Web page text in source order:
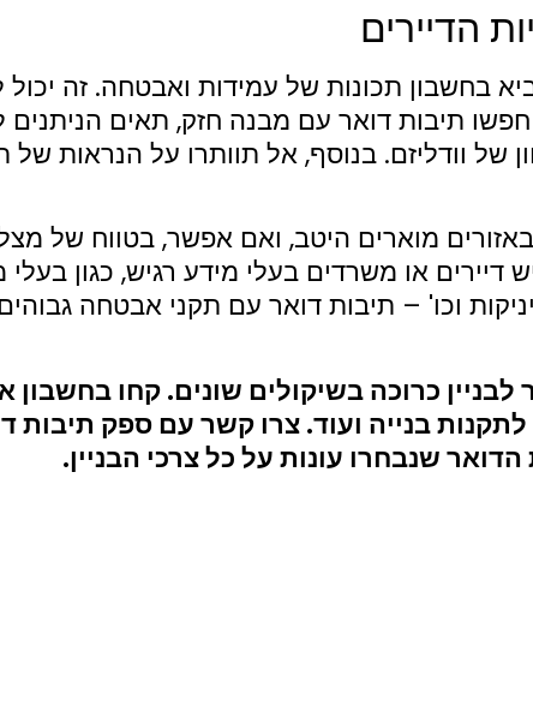
הדיירים
בחשבון תכונות של עמידות ואבטחה. זה יכול
תיבות דואר עם מבנה חזק, תאים הניתנים
של וודליזם. בנוסף, אל תוותרו על הנראות של
מוארים היטב, ואם אפשר, בטווח של
או משרדים בעלי מידע רגיש, כגון בעלי
וכו' – תיבות דואר עם תקני אבטחה
כרוכה בשיקולים שונים. קחו בחשבון
בנייה ועוד. צרו קשר עם ספק תיבות
שנבחרו עונות על כל צרכי הבניין.